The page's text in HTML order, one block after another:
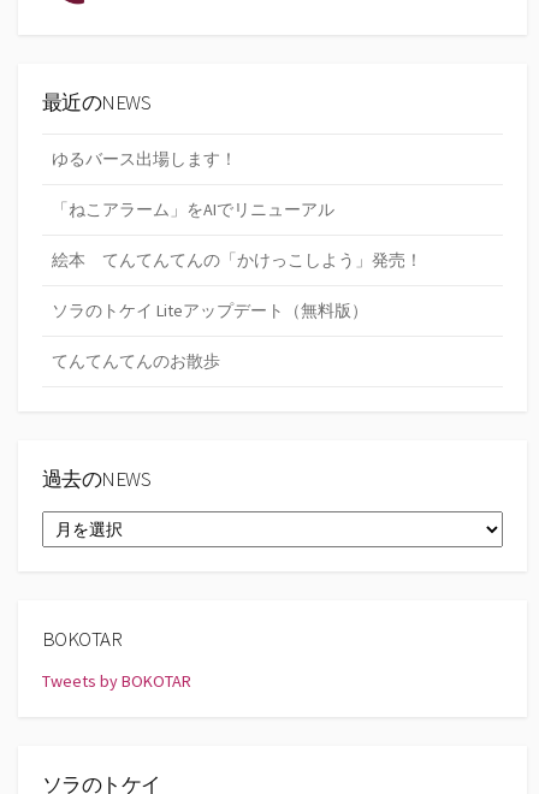
最近のNEWS
ゆるバース出場します！
「ねこアラーム」をAIでリニューアル
絵本 てんてんてんの「かけっこしよう」発売！
ソラのトケイ Liteアップデート（無料版）
てんてんてんのお散歩
過去のNEWS
去
BOKOTAR
Tweets by BOKOTAR
ソラのトケイ